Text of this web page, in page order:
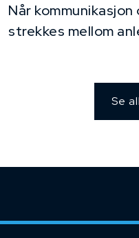
Når
strekkes mellom
Se